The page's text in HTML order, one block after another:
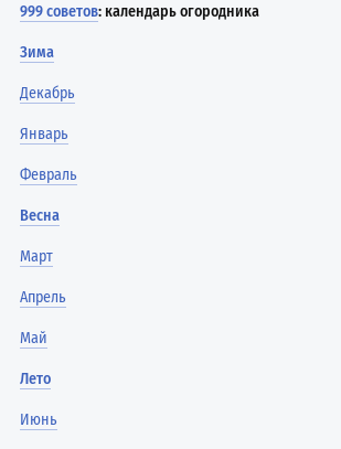
999 советов: календарь огородника
Зима
Декабрь
Январь
Февраль
Весна
Март
Апрель
Май
Лето
Июнь